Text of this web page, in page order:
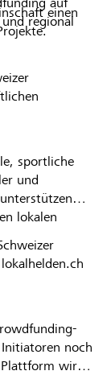
auf
regional
einen
sportliche
und
lokalen
noch
wird